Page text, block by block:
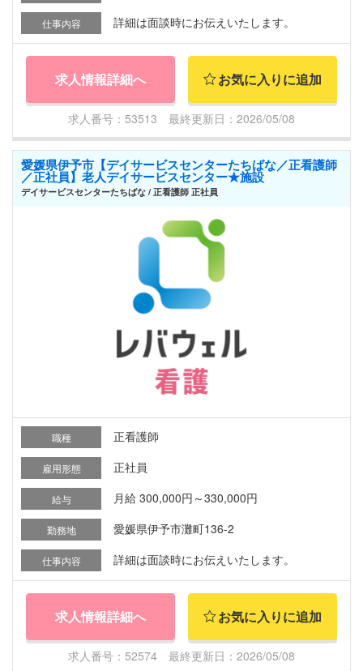
仕事内容 詳細は面談時にお伝えいたします。
求人情報詳細へ お気に入りに追加
求人番号：53513 最終更新日：2026/05/08
愛媛県伊予市【デイサービスセンターたちばな／正看護師
／正社員】老人デイサービスセンター★施設
デイサービスセンターたちばな / 正看護師 正社員
職種 正看護師
雇用形態 正社員
給与 月給 300,000円～330,000円
勤務地 愛媛県伊予市灘町136-2
仕事内容 詳細は面談時にお伝えいたします。
求人情報詳細へ お気に入りに追加
求人番号：52574 最終更新日：2026/05/08